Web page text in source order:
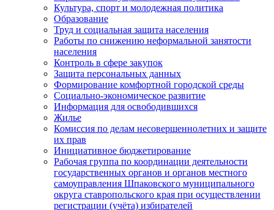
Культура, спорт и молодежная политика
Образование
Труд и социальная защита населения
Работы по снижению неформальной занятости
населения
Контроль в сфере закупок
Защита персональных данных
Формирование комфортной городской среды
Социально-экономическое развитие
Информация для освободившихся
Жилье
Комиссия по делам несовершеннолетних и защите
их прав
Инициативное бюджетирование
Рабочая группа по координации деятельности
государственных органов и органов местного
самоуправления Шпаковского муниципального
округа ставропольского края при осуществлении
регистрации (учёта) избирателей